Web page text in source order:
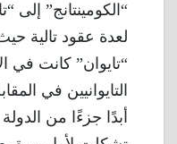
“الكومينتانج” إلى
لعدة عقود تالية
“تايوان” كانت في
التايوانيين في
أبدًا جزءًا من